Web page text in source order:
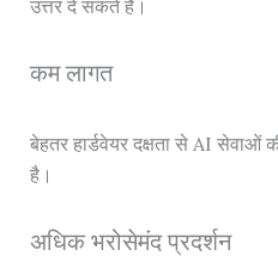
उत्तर दे सकते हैं।
कम लागत
बेहतर हार्डवेयर दक्षता से AI
है।
अधिक भरोसेमंद प्रदर्शन